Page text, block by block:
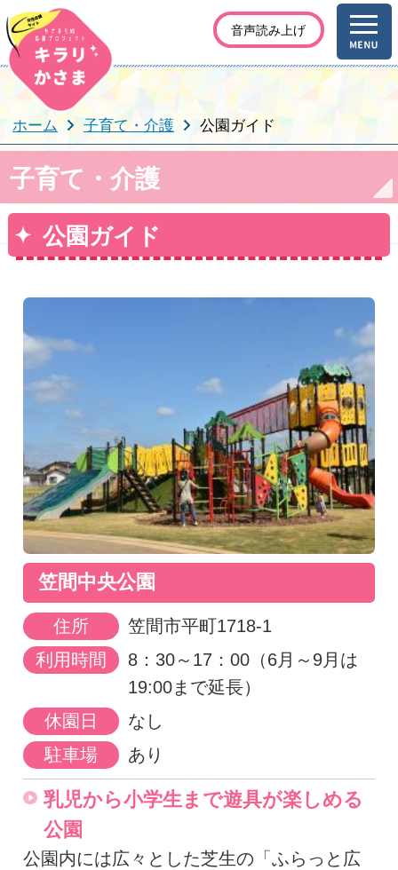
音声読み上げ
ホーム 子育て・介護 公園ガイド
子育て・介護
公園ガイド
笠間中央公園
住所
笠間市平町1718-1
利用時間
8：30～17：00（6月～9月は
19:00まで延長）
休園日
なし
駐車場
あり
乳児から小学生まで遊具が楽しめる
公園
公園内には広々とした芝生の「ふらっと広